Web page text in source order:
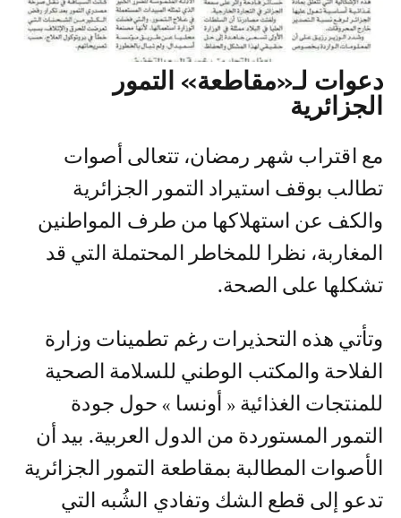
دعوات لـ«مقاطعة» التمور
الجزائرية
مع اقتراب شهر رمضان، تتعالى أصوات
تطالب بوقف استيراد التمور الجزائرية
والكف عن استهلاكها من طرف المواطنين
المغاربة، نظرا للمخاطر المحتملة التي قد
تشكلها على الصحة.
وتأتي هذه التحذيرات رغم تطمينات وزارة
الفلاحة والمكتب الوطني للسلامة الصحية
للمنتجات الغذائية « أونسا » حول جودة
التمور المستوردة من الدول العربية. بيد أن
الأصوات المطالبة بمقاطعة التمور الجزائرية
تدعو إلى قطع الشك وتفادي الشُبه التي